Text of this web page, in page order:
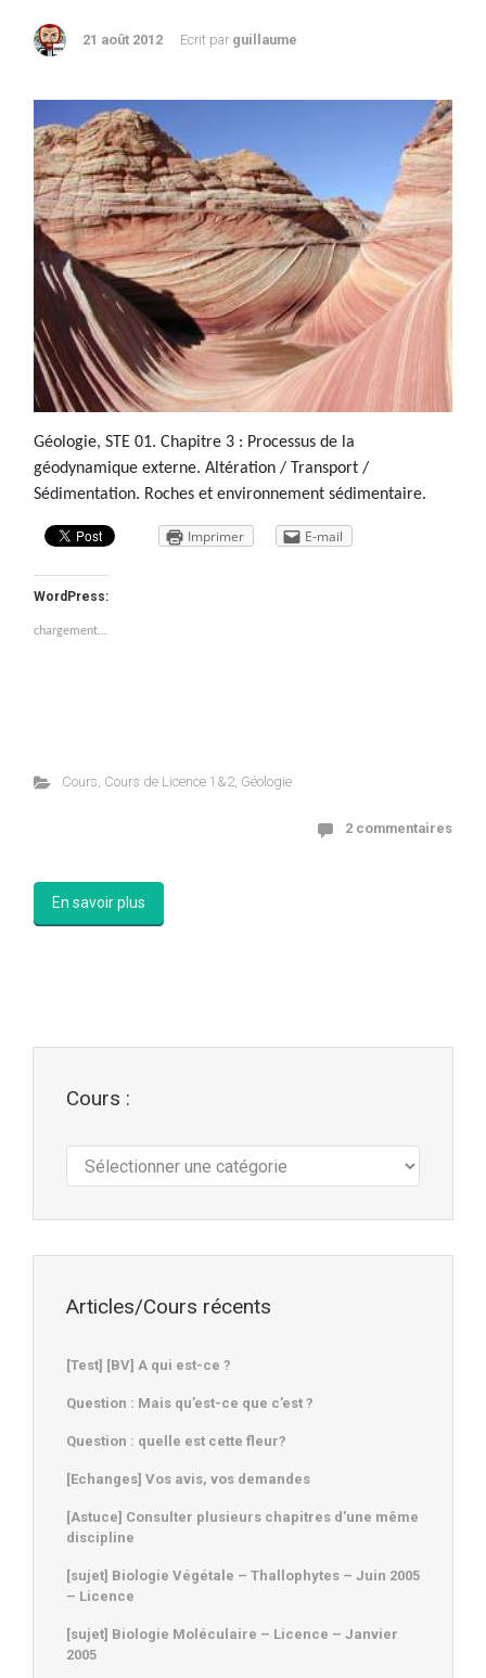
21 août 2012 Ecrit par guillaume
Géologie, STE 01. Chapitre 3 : Processus de la
géodynamique externe. Altération / Transport /
Sédimentation. Roches et environnement sédimentaire.
Imprimer E-mail
WordPress:
chargement…
Cours, Cours de Licence 1&2, Géologie
2 commentaires
En savoir plus
Cours :
Articles/Cours récents
[Test] [BV] A qui est-ce ?
Question : Mais qu’est-ce que c’est ?
Question : quelle est cette fleur?
[Echanges] Vos avis, vos demandes
[Astuce] Consulter plusieurs chapitres d’une même
discipline
[sujet] Biologie Végétale – Thallophytes – Juin 2005
– Licence
[sujet] Biologie Moléculaire – Licence – Janvier
2005